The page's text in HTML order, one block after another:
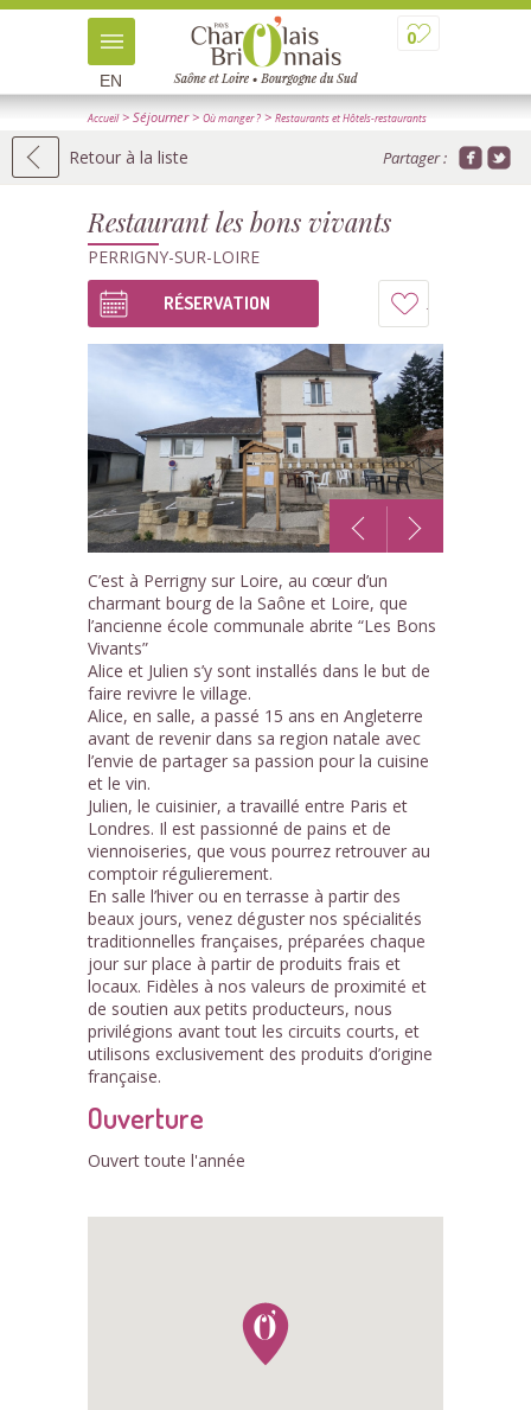
0
EN
Accueil> Séjourner> Où manger ? > Restaurants et Hôtels-restaurants
Retour à la liste Partager :
Restaurant les bons vivants
PERRIGNY-SUR-LOIRE
à
mon
carnet
RÉSERVATION
1
C’est à Perrigny sur Loire, au cœur d’un
charmant bourg de la Saône et Loire, que
l’ancienne école communale abrite “Les Bons
Vivants”
Alice et Julien s’y sont installés dans le but de
faire revivre le village.
Alice, en salle, a passé 15 ans en Angleterre
avant de revenir dans sa region natale avec
l’envie de partager sa passion pour la cuisine
et le vin.
Julien, le cuisinier, a travaillé entre Paris et
Londres. Il est passionné de pains et de
viennoiseries, que vous pourrez retrouver au
comptoir régulierement.
En salle l’hiver ou en terrasse à partir des
beaux jours, venez déguster nos spécialités
traditionnelles françaises, préparées chaque
jour sur place à partir de produits frais et
locaux. Fidèles à nos valeurs de proximité et
de soutien aux petits producteurs, nous
privilégions avant tout les circuits courts, et
utilisons exclusivement des produits d’origine
française.
Ouverture
Ouvert toute l'année